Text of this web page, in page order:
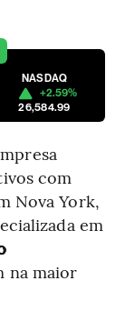
NASDAQ
+2.59%
26,584.99
com
Nova York,
em
na maior